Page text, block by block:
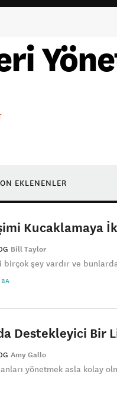
EKLENENLER
Kucaklamaya
Bill Taylor
şey vardır ve
Destekleyici Bir
Amy Gallo
yönetmek asla kolay